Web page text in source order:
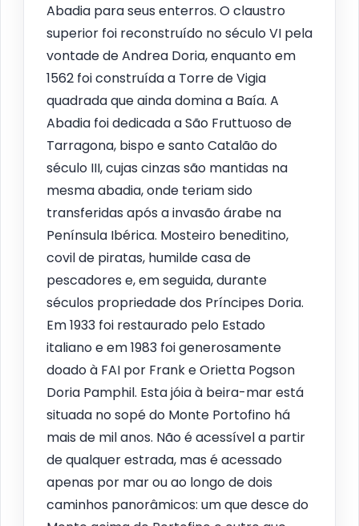
Abadia para seus enterros. O claustro
superior foi reconstruído no século VI pela
vontade de Andrea Doria, enquanto em
1562 foi construída a Torre de Vigia
quadrada que ainda domina a Baía. A
Abadia foi dedicada a São Fruttuoso de
Tarragona, bispo e santo Catalão do
século III, cujas cinzas são mantidas na
mesma abadia, onde teriam sido
transferidas após a invasão árabe na
Península Ibérica. Mosteiro beneditino,
covil de piratas, humilde casa de
pescadores e, em seguida, durante
séculos propriedade dos Príncipes Doria.
Em 1933 foi restaurado pelo Estado
italiano e em 1983 foi generosamente
doado à FAI por Frank e Orietta Pogson
Doria Pamphil. Esta jóia à beira-mar está
situada no sopé do Monte Portofino há
mais de mil anos. Não é acessível a partir
de qualquer estrada, mas é acessado
apenas por mar ou ao longo de dois
caminhos panorâmicos: um que desce do